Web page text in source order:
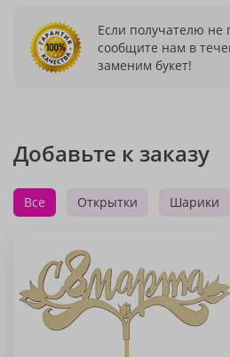
Если получателю не
сообщите нам в
заменим букет!
Добавьте к заказу
Все Открытки Шарики